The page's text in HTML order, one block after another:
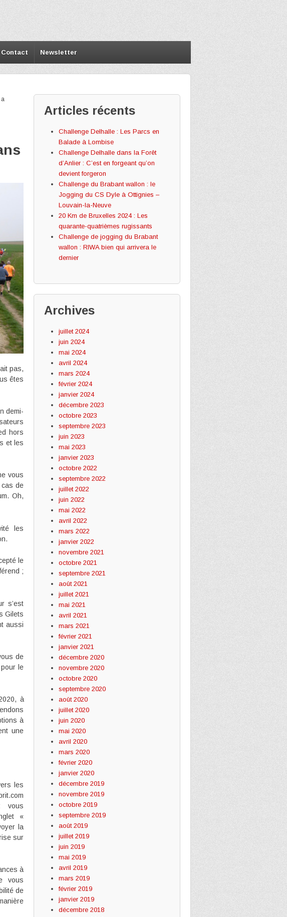
Contact Newsletter
a
pas,
êtes
demi-
hors
et les
vous
de
Oh,
les
le
;
s’est
Gilets
aussi
de
le
à
à
une
les
vous
«
la
sur
à
vous
de
Articles récents
Challenge Delhalle : Les Parcs en
Balade à Lombise
Challenge Delhalle dans la Forêt
d’Anlier : C’est en forgeant qu’on
devient forgeron
Challenge du Brabant wallon : le
Jogging du CS Dyle à Ottignies –
Louvain-la-Neuve
20 Km de Bruxelles 2024 : Les
quarante-quatrièmes rugissants
Challenge de jogging du Brabant
wallon : RIWA bien qui arrivera le
dernier
Archives
juillet 2024
juin 2024
mai 2024
avril 2024
mars 2024
février 2024
janvier 2024
décembre 2023
octobre 2023
septembre 2023
juin 2023
mai 2023
janvier 2023
octobre 2022
septembre 2022
juillet 2022
juin 2022
mai 2022
avril 2022
mars 2022
janvier 2022
novembre 2021
octobre 2021
septembre 2021
août 2021
juillet 2021
mai 2021
avril 2021
mars 2021
février 2021
janvier 2021
décembre 2020
novembre 2020
octobre 2020
septembre 2020
août 2020
juillet 2020
juin 2020
mai 2020
avril 2020
mars 2020
février 2020
janvier 2020
décembre 2019
novembre 2019
octobre 2019
septembre 2019
août 2019
juillet 2019
juin 2019
mai 2019
avril 2019
mars 2019
février 2019
janvier 2019
décembre 2018